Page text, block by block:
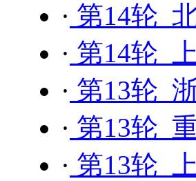
· 第14轮
· 第14轮
· 第13轮
· 第13轮
· 第13轮